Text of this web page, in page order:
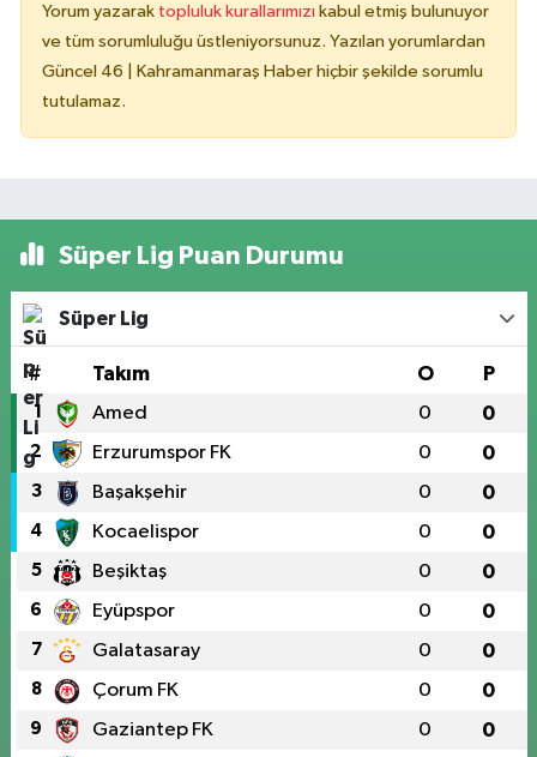
Yorum yazarak topluluk kurallarımızı kabul etmiş bulunuyor
ve tüm sorumluluğu üstleniyorsunuz. Yazılan yorumlardan
Güncel 46 | Kahramanmaraş Haber hiçbir şekilde sorumlu
tutulamaz.
Süper Lig Puan Durumu
Süper Lig
# Takım O P
1 Amed 0 0
2 Erzurumspor FK 0 0
3 Başakşehir 0 0
4 Kocaelispor 0 0
5 Beşiktaş 0 0
6 Eyüpspor 0 0
7 Galatasaray 0 0
8 Çorum FK 0 0
9 Gaziantep FK 0 0